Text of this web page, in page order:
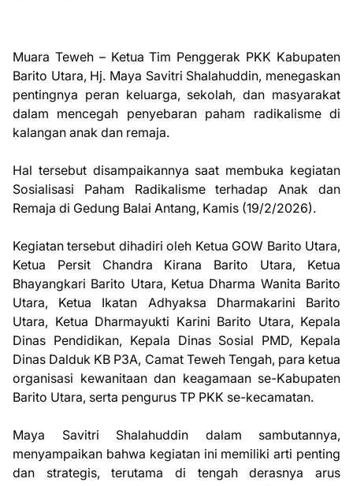
Muara Teweh – Ketua Tim Penggerak PKK Kabupaten
Barito Utara, Hj. Maya Savitri Shalahuddin, menegaskan
pentingnya peran keluarga, sekolah, dan masyarakat
dalam mencegah penyebaran paham radikalisme di
kalangan anak dan remaja.
Hal tersebut disampaikannya saat membuka kegiatan
Sosialisasi Paham Radikalisme terhadap Anak dan
Remaja di Gedung Balai Antang, Kamis (19/2/2026).
Kegiatan tersebut dihadiri oleh Ketua GOW Barito Utara,
Ketua Persit Chandra Kirana Barito Utara, Ketua
Bhayangkari Barito Utara, Ketua Dharma Wanita Barito
Utara, Ketua Ikatan Adhyaksa Dharmakarini Barito
Utara, Ketua Dharmayukti Karini Barito Utara, Kepala
Dinas Pendidikan, Kepala Dinas Sosial PMD, Kepala
Dinas Dalduk KB P3A, Camat Teweh Tengah, para ketua
organisasi kewanitaan dan keagamaan se-Kabupaten
Barito Utara, serta pengurus TP PKK se-kecamatan.
Maya Savitri Shalahuddin dalam sambutannya,
menyampaikan bahwa kegiatan ini memiliki arti penting
dan strategis, terutama di tengah derasnya arus